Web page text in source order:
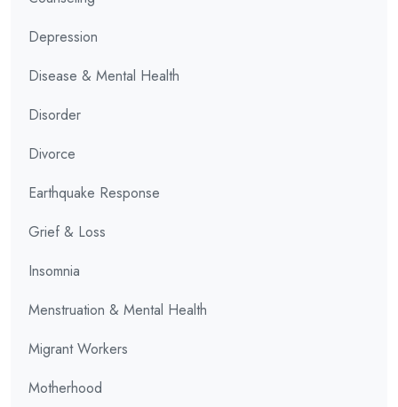
Depression
Disease & Mental Health
Disorder
Divorce
Earthquake Response
Grief & Loss
Insomnia
Menstruation & Mental Health
Migrant Workers
Motherhood